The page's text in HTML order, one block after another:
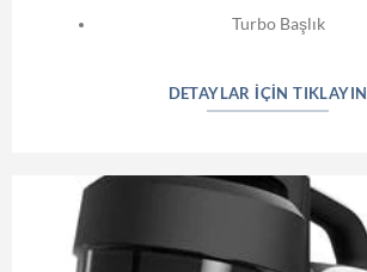
Turbo Başlık
DETAYLAR İÇIN TIKLAYIN